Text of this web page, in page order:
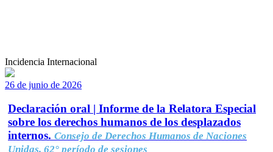
Incidencia Internacional
26 de junio de 2026
Declaración oral | Informe de la Relatora Especial
sobre los derechos humanos de los desplazados
internos. Consejo de Derechos Humanos de Naciones
Unidas, 62° período de sesiones